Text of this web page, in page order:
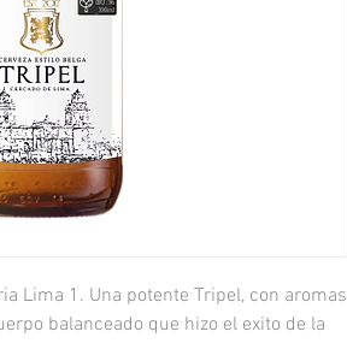
Lima 1. Una potente Tripel, con aromas
balanceado que hizo el exito de la